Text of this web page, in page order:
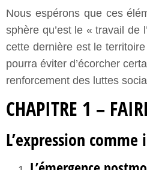
Nous espérons que ces
sphère qu’est le « travail de
cette dernière est le
pourra éviter d’écorcher
renforcement des luttes
CHAPITRE 1 –
L’expression